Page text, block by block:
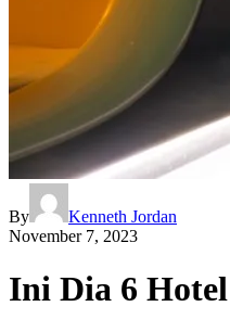
By
Kenneth Jordan
November 7, 2023
Ini Dia 6